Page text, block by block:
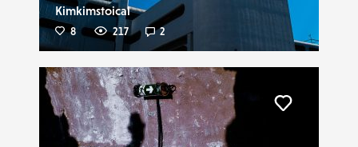
Kimkimstoical
8 217 2